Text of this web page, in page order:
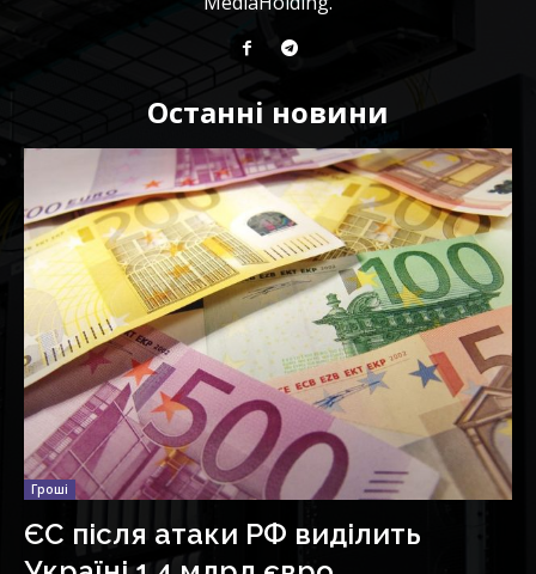
Останні новини
Гроші
ЄС після атаки РФ виділить